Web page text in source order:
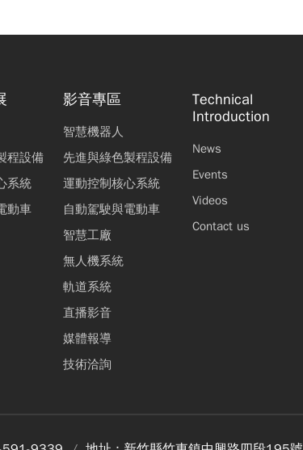
程設備
系統
動車
影音專區
智慧機器人
先進與綠色製程設備
運動控制核心系統
自動駕駛與電動車
智慧工廠
無人機系統
軌道系統
直播影音
媒體報導
技術洽詢
Technical
Introduction
News
Events
Videos
Contact us